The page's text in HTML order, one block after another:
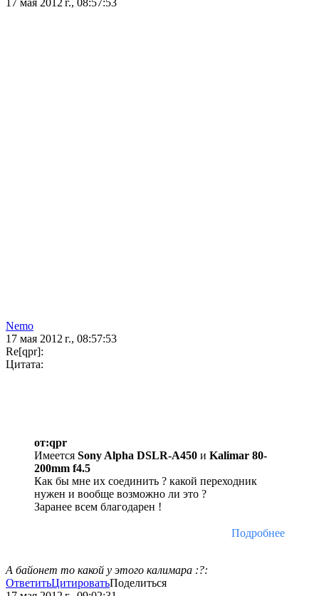
17 мая 2012 г., 08:57:53
Nеmо
17 мая 2012 г., 08:57:53
Re[qpr]:
Цитата:
от:qpr
Имеется Sony Alpha DSLR-A450 и Kalimar 80-
200mm f4.5
Как бы мне их соединить ? какой переходник
нужен и вообще возможно ли это ?
Заранее всем благодарен !
Подробнее
А байонет то какой у этого калимара :?:
ОтветитьЦитироватьПоделиться